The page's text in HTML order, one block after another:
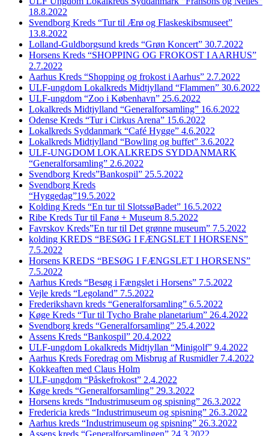
18.8.2022
Svendborg Kreds “Tur til Ærø og Flaskeskibsmuseet”
13.8.2022
Lolland-Guldborgsund kreds “Grøn Koncert” 30.7.2022
Horsens Kreds “SHOPPING OG FROKOST I AARHUS”
2.7.2022
Aarhus Kreds “Shopping og frokost i Aarhus” 2.7.2022
ULF-ungdom Lokalkreds Midtjylland “Flammen” 30.6.2022
ULF-ungdom “Zoo i København” 25.6.2022
Lokalkreds Midtjylland “Generalforsamling” 16.6.2022
Odense Kreds “Tur i Cirkus Arena” 15.6.2022
Lokalkreds Syddanmark “Café Hygge” 4.6.2022
Lokalkreds Midtjylland “Bowling og buffet” 3.6.2022
ULF-UNGDOM LOKALKREDS SYDDANMARK
“Generalforsamling” 2.6.2022
Svendborg Kreds”Bankospil” 25.5.2022
Svendborg Kreds
“Hyggedag”19.5.2022
Kolding Kreds “En tur til SlotssøBadet” 16.5.2022
Ribe Kreds Tur til Fanø + Museum 8.5.2022
Favrskov Kreds”En tur til Det grønne museum” 7.5.2022
kolding KREDS “BESØG I FÆNGSLET I HORSENS”
7.5.2022
Horsens KREDS “BESØG I FÆNGSLET I HORSENS”
7.5.2022
Aarhus Kreds “Besøg i Fængslet i Horsens” 7.5.2022
Vejle kreds “Legoland” 7.5.2022
Frederikshavn kreds “Generalforsamling” 6.5.2022
Køge Kreds “Tur til Tycho Brahe planetarium” 26.4.2022
Svendborg kreds “Generalforsamling” 25.4.2022
Assens Kreds “Bankospil” 20.4.2022
ULF-ungdom Lokalkreds Midtjyllan “Minigolf” 9.4.2022
Aarhus Kreds Foredrag om Misbrug af Rusmidler 7.4.2022
Kokkeaften med Claus Holm
ULF-ungdom “Påskefrokost” 2.4.2022
Køge kreds “Generalforsamling” 29.3.2022
Horsens kreds “Industrimuseum og spisning” 26.3.2022
Fredericia kreds “Industrimuseum og spisning” 26.3.2022
Aarhus kreds “Industrimuseum og spisning” 26.3.2022
Assens kreds “Generalforsamlingen” 24.3.2022